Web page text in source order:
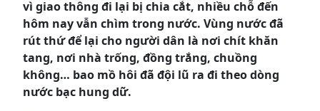
vì giao thông đi lại bị chia cắt, nhiều chỗ đến
hôm nay vẫn chìm trong nước. Vùng nước đã
rút thứ để lại cho người dân là nơi chít khăn
tang, nơi nhà trống, đồng trắng, chuồng
không… bao mồ hôi đã đội lũ ra đi theo dòng
nước bạc hung dữ.